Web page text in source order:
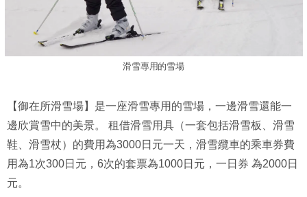
滑雪專用的雪場
【御在所滑雪場】是一座滑雪專用的雪場，一邊滑雪還能一
邊欣賞雪中的美景。 租借滑雪用具（一套包括滑雪板、滑雪
鞋、滑雪杖）的費用為3000日元一天，滑雪纜車的乘車券費
用為1次300日元，6次的套票為1000日元，一日券 為2000日
元。